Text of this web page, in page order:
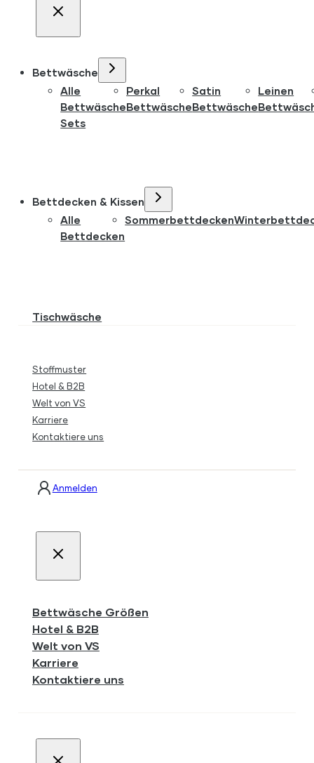
Bettwäsche
Alle
Bettwäsche
Sets
Perkal
Bettwäsche
Satin
Bettwäsche
Leinen
Bettdecken & Kissen
Alle
Bettdecken
Sommerbettdecken
Tischwäsche
Stoffmuster
Hotel & B2B
Welt von VS
Karriere
Kontaktiere uns
Anmelden
Bettwäsche Größen
Hotel & B2B
Welt von VS
Karriere
Kontaktiere uns